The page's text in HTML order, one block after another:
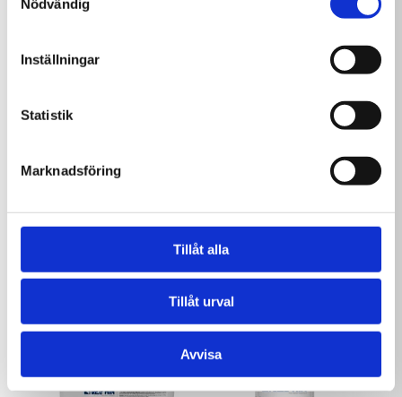
Nödvändig
Inställningar
Statistik
Marknadsföring
Tillåt alla
Tillåt urval
Avvisa
269,00kr
Delphin MultiTab 20g
3 kg
599,00kr